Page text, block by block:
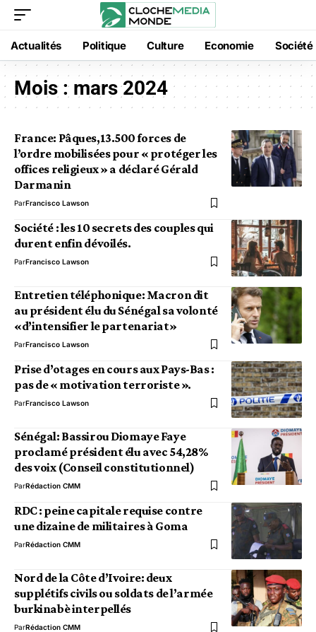
Actualités Politique Culture Economie Société
Mois : mars 2024
France: Pâques,13.500 forces de
l’ordre mobilisées pour « protéger les
offices religieux » a déclaré Gérald
Darmanin
ParFrancisco Lawson
Société : les 10 secrets des couples qui
durent enfin dévoilés.
ParFrancisco Lawson
Entretien téléphonique: Macron dit
au président élu du Sénégal sa volonté
«d’intensifier le partenariat»
ParFrancisco Lawson
Prise d’otages en cours aux Pays-Bas :
pas de « motivation terroriste ».
ParFrancisco Lawson
Sénégal: Bassirou Diomaye Faye
proclamé président élu avec 54,28%
des voix (Conseil constitutionnel)
ParRédaction CMM
RDC : peine capitale requise contre
une dizaine de militaires à Goma
ParRédaction CMM
Nord de la Côte d’Ivoire: deux
supplétifs civils ou soldats de l’armée
burkinabè interpellés
ParRédaction CMM